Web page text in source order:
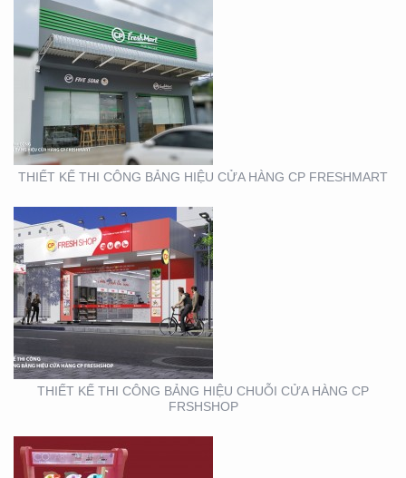
THIẾT KẾ THI CÔNG BẢNG HIỆU CỬA HÀNG CP FRESHMART
THIẾT KẾ THI CÔNG
BẢNG HIỆU CHUỖI CỬA
HÀNG CP FRSHSHOP
THIẾT KẾ THI CÔNG BẢNG HIỆU CHUỖI CỬA HÀNG CP
FRSHSHOP
THIẾT KẾ SẢN XUẤT KỆ
MỸ PHẨM TẠI TP. HỒ
CHÍ MINH